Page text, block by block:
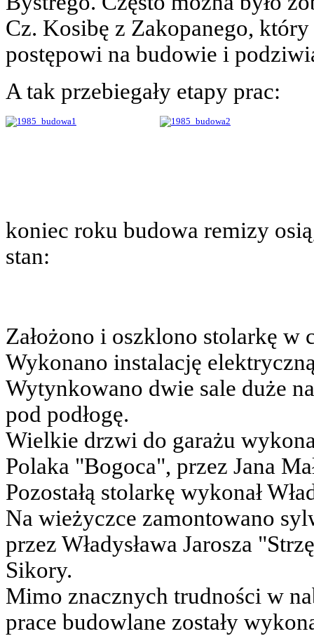
Cz. Kosibę z Zakopanego,
postępowi na budowie i
A tak przebiegały etapy prac:
koniec roku budowa remizy
stan:
Założono i oszklono stolarkę w
Wykonano instalację
Wytynkowano dwie sale duże
pod podłogę.
Wielkie drzwi do garażu
Polaka "Bogoca", przez Jana
Pozostałą stolarkę wykonał
Na wieżyczce zamontowano
przez Władysława Jarosza
Sikory.
Mimo znacznych trudności w
prace budowlane zostały